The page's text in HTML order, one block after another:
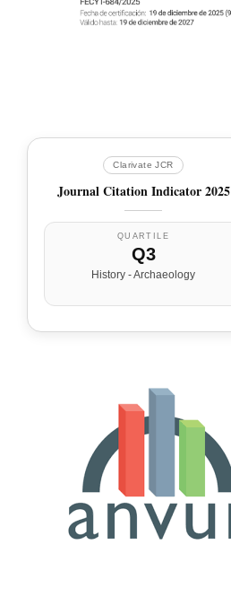
Clarivate JCR
Journal Citation Indicator 2025
QUARTILE
Q3
History - Archaeology